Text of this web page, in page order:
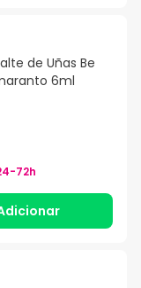
de Uñas Be
6ml
72h